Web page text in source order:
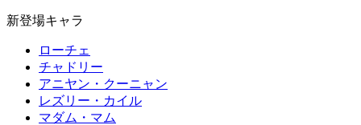
新登場キャラ
ローチェ
チャドリー
アニヤン・クーニャン
レズリー・カイル
マダム・マム